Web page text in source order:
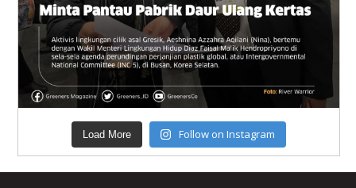
Load More Follow on Instagram